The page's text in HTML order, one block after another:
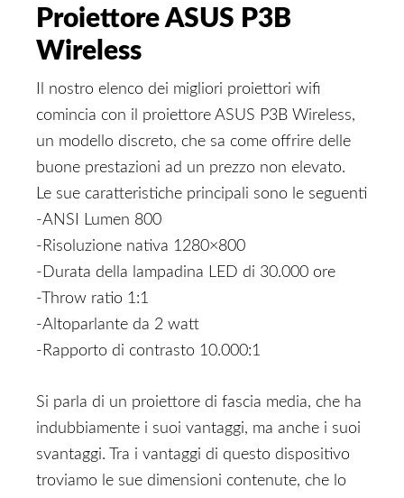
Proiettore ASUS P3B
Wireless
Il nostro elenco dei migliori proiettori wifi
comincia con il proiettore ASUS P3B Wireless,
un modello discreto, che sa come offrire delle
buone prestazioni ad un prezzo non elevato.
Le sue caratteristiche principali sono le seguenti
-ANSI Lumen 800
-Risoluzione nativa 1280×800
-Durata della lampadina LED di 30.000 ore
-Throw ratio 1:1
-Altoparlante da 2 watt
-Rapporto di contrasto 10.000:1
Si parla di un proiettore di fascia media, che ha
indubbiamente i suoi vantaggi, ma anche i suoi
svantaggi. Tra i vantaggi di questo dispositivo
troviamo le sue dimensioni contenute, che lo